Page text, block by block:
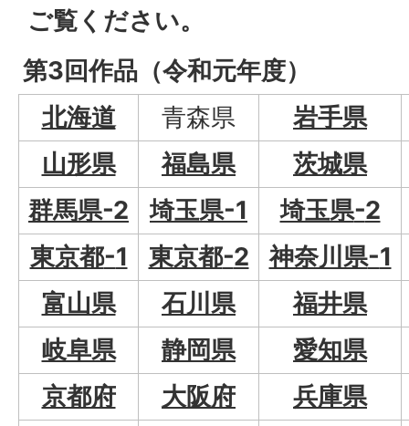
ご覧ください。
第3回作品（令和元年度）
北海道
青森県
岩手県
山形県
福島県
茨城県
群馬県-2 埼玉県-1 埼玉県-2
東京都-1 東京都-2 神奈川県-1
富山県
石川県
福井県
岐阜県
静岡県
愛知県
京都府
大阪府
兵庫県